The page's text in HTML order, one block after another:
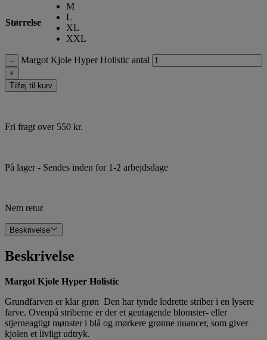
Størrelse
M
L
XL
XXL
– Margot Kjole Hyper Holistic antal
+
Tilføj til kurv
Fri fragt over 550 kr.
På lager - Sendes inden for 1-2 arbejdsdage
Nem retur
Beskrivelse
Beskrivelse
Margot Kjole Hyper Holistic
Grundfarven er klar grøn Den har tynde lodrette striber i en lysere
farve. Ovenpå striberne er der et gentagende blomster- eller
stjerneagtigt mønster i blå og mørkere grønne nuancer, som giver
kjolen et livligt udtryk.